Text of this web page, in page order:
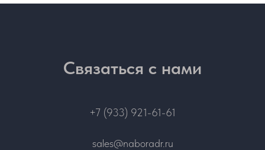
Связаться с нами
+7 (933) 921-61-61
sales@naboradr.ru